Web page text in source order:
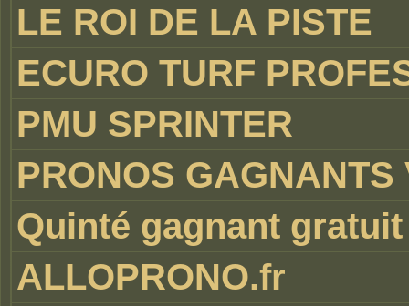
LE ROI DE LA PISTE
ECURO TURF
PMU SPRINTER
PRONOS GAGNANTS
Quinté gagnant gratuit
ALLOPRONO.fr